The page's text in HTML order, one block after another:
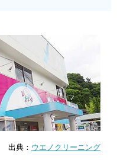
出典： ウエノクリーニング